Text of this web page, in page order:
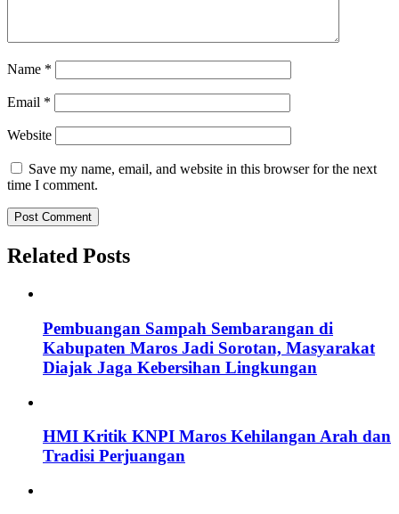
Name *
Email *
Website
Save my name, email, and website in this browser for the next
time I comment.
Related Posts
Pembuangan Sampah Sembarangan di
Kabupaten Maros Jadi Sorotan, Masyarakat
Diajak Jaga Kebersihan Lingkungan
HMI Kritik KNPI Maros Kehilangan Arah dan
Tradisi Perjuangan